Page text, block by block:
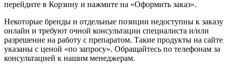
перейдите в Корзину и нажмите на «Оформить заказ».
Некоторые бренды и отдельные позиции недоступны к заказу
онлайн и требуют очной консультации специалиста и/или
разрешение на работу с препаратом. Такие продукты на сайте
указаны с ценой «по запросу». Обращайтесь по телефонам за
консультацией к нашим менеджерам.